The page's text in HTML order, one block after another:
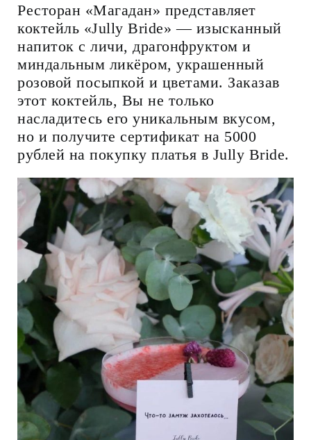
Ресторан «Магадан» представляет
коктейль «Jully Bride» — изысканный
напиток с личи, драгонфруктом и
миндальным ликёром, украшенный
розовой посыпкой и цветами. Заказав
этот коктейль, Вы не только
насладитесь его уникальным вкусом,
но и получите сертификат на 5000
рублей на покупку платья в Jully Bride.